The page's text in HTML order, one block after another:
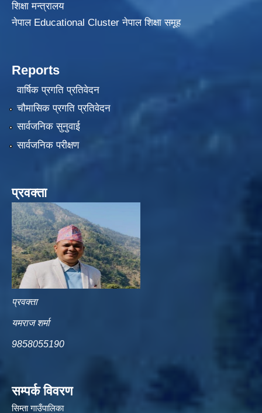
शिक्षा मन्त्रालय
नेपाल Educational Cluster नेपाल शिक्षा समूह
Reports
वार्षिक प्रगति प्रतिवेदन
चौमासिक प्रगति प्रतिवेदन
सार्वजनिक सुनुवाई
सार्वजनिक परीक्षण
प्रवक्ता
प्रवक्ता
यमराज शर्मा
9858055190
सम्पर्क विवरण
सिम्ता गाउँपालिका